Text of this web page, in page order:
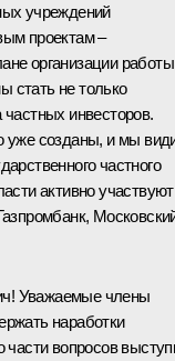
учреждений
проектам –
организации
стать не только
инвесторов.
уже созданы, и мы
частного
активно участвуют
Уважаемые члены
наработки
вопросов